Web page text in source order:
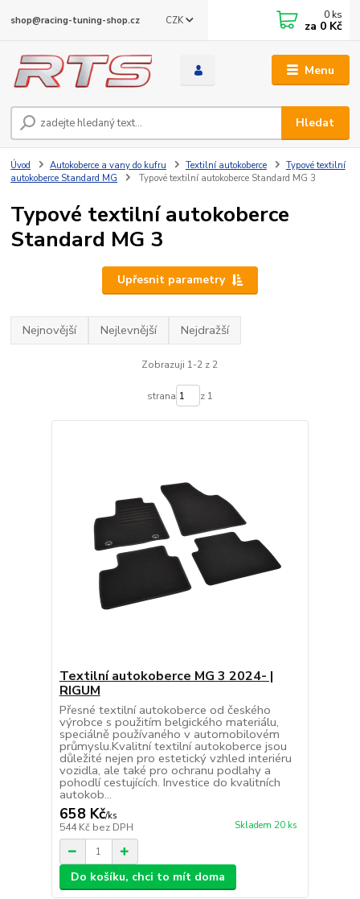
Menu
CZK
Hledat
shop@racing-tuning-shop.cz 0 ks
za 0 Kč
Úvod Autokoberce a vany do kufru Textilní autokoberce
Typové textilní
autokoberce Standard MG
Typové textilní autokoberce Standard MG 3
Typové textilní autokoberce
Standard MG 3
Upřesnit parametry
Nejnovější Nejlevnější Nejdražší
Zobrazuji 1-2 z 2
strana z 1
Textilní autokoberce MG 3 2024- |
RIGUM
Přesné textilní autokoberce od českého
výrobce s použitím belgického materiálu,
speciálně používaného v automobilovém
průmyslu.Kvalitní textilní autokoberce jsou
důležité nejen pro estetický vzhled interiéru
vozidla, ale také pro ochranu podlahy a
pohodlí cestujících. Investice do kvalitních
autokob...
658 Kč/ks
544 Kč bez DPH Skladem 20 ks
Do košíku, chci to mít doma